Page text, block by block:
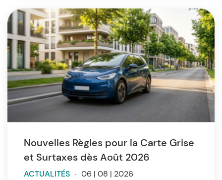
Nouvelles Règles pour la Carte Grise
et Surtaxes dès Août 2026
ACTUALITÉS - 06 | 08 | 2026